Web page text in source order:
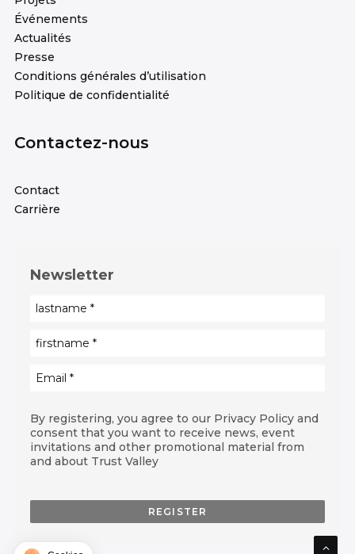
Événements
Actualités
Presse
Conditions générales d’utilisation
Politique de confidentialité
Contactez-nous
Contact
Carrière
Newsletter
By registering, you agree to our Privacy Policy and
consent that you want to receive news, event
invitations and other promotional material from
and about Trust Valley